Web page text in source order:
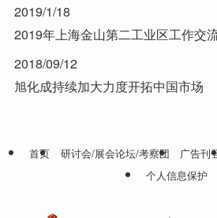
2019/1/18
2019年上海金山第二工业区工作交
2018/09/12
旭化成持续加大力度开拓中国市场
首页 研讨会/展会论坛/考察团 广告刊
个人信息保护